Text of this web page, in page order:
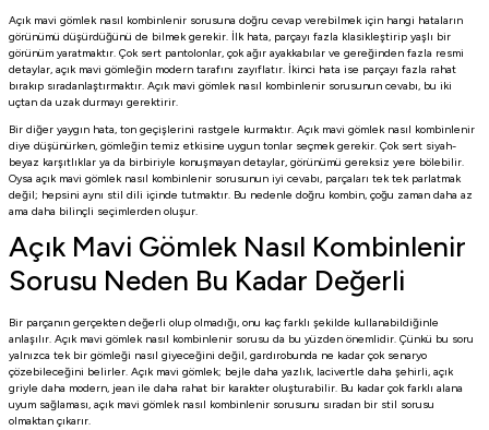
Açık mavi gömlek nasıl kombinlenir sorusuna doğru cevap verebilmek için hangi hataların
görünümü düşürdüğünü de bilmek gerekir. İlk hata, parçayı fazla klasikleştirip yaşlı bir
görünüm yaratmaktır. Çok sert pantolonlar, çok ağır ayakkabılar ve gereğinden fazla resmi
detaylar, açık mavi gömleğin modern tarafını zayıflatır. İkinci hata ise parçayı fazla rahat
bırakıp sıradanlaştırmaktır. Açık mavi gömlek nasıl kombinlenir sorusunun cevabı, bu iki
uçtan da uzak durmayı gerektirir.
Bir diğer yaygın hata, ton geçişlerini rastgele kurmaktır. Açık mavi gömlek nasıl kombinlenir
diye düşünürken, gömleğin temiz etkisine uygun tonlar seçmek gerekir. Çok sert siyah-
beyaz karşıtlıklar ya da birbiriyle konuşmayan detaylar, görünümü gereksiz yere bölebilir.
Oysa açık mavi gömlek nasıl kombinlenir sorusunun iyi cevabı, parçaları tek tek parlatmak
değil; hepsini aynı stil dili içinde tutmaktır. Bu nedenle doğru kombin, çoğu zaman daha az
ama daha bilinçli seçimlerden oluşur.
Açık Mavi Gömlek Nasıl Kombinlenir
Sorusu Neden Bu Kadar Değerli
Bir parçanın gerçekten değerli olup olmadığı, onu kaç farklı şekilde kullanabildiğinle
anlaşılır. Açık mavi gömlek nasıl kombinlenir sorusu da bu yüzden önemlidir. Çünkü bu soru
yalnızca tek bir gömleği nasıl giyeceğini değil, gardırobunda ne kadar çok senaryo
çözebileceğini belirler. Açık mavi gömlek; bejle daha yazlık, lacivertle daha şehirli, açık
griyle daha modern, jean ile daha rahat bir karakter oluşturabilir. Bu kadar çok farklı alana
uyum sağlaması, açık mavi gömlek nasıl kombinlenir sorusunu sıradan bir stil sorusu
olmaktan çıkarır.